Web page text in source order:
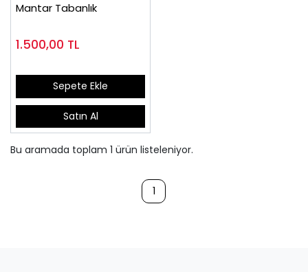
Mantar Tabanlık
1.500,00 TL
Sepete Ekle
Satın Al
Bu aramada toplam 1 ürün listeleniyor.
1